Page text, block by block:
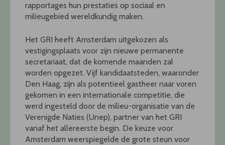
rapportages hun prestaties op sociaal en
milieugebied wereldkundig maken.
Het GRI heeft Amsterdam uitgekozen als
vestigingsplaats voor zijn nieuwe permanente
secretariaat, dat de komende maanden zal
worden opgezet. Vijf kandidaatsteden, waaronder
Den Haag, zijn als potentieel gastheer naar voren
gekomen in een internationale competitie, die
werd ingesteld door de milieu-organisatie van de
Verenigde Naties (Unep), partner van het GRI
vanaf het allereerste begin. De keuze voor
Amsterdam weerspiegelde de grote steun voor